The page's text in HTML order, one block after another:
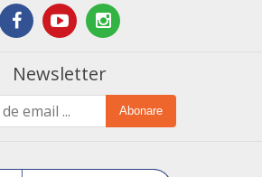
Newsletter
Abonare